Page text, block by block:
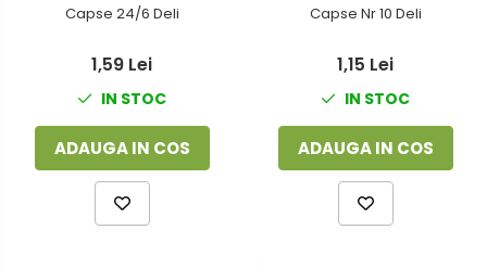
Capse 24/6 Deli
1,59 Lei
IN STOC
ADAUGA IN COS
Capse Nr 10 Deli
1,15 Lei
IN STOC
ADAUGA IN COS